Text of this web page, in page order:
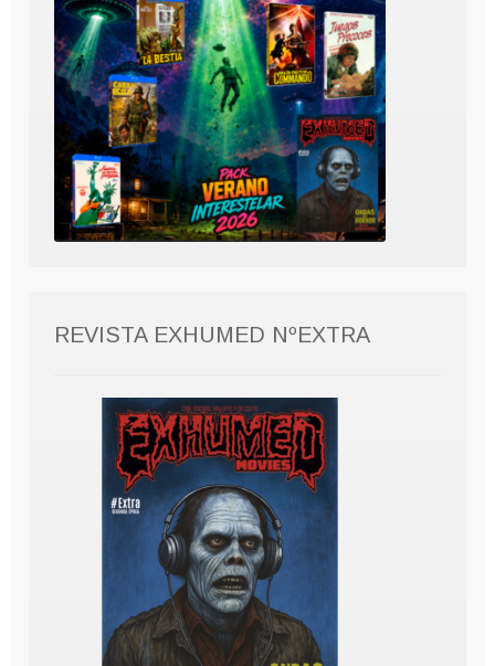
REVISTA EXHUMED NºEXTRA